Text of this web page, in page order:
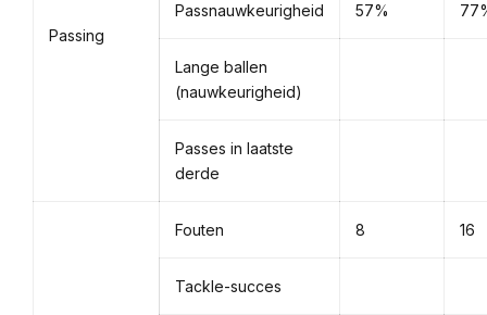
Passing
Passnauwkeurigheid 57%
Lange ballen
(nauwkeurigheid)
Passes in laatste
derde
Fouten 8 16
Tackle-succes